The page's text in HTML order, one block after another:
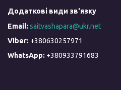
saitvashapara@ukr.net
+380630257971
+380933791683